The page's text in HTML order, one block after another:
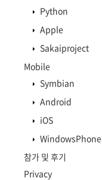
Python
Apple
Sakaiproject
Mobile
Symbian
Android
iOS
WindowsPhone
참가 및 후기
Privacy